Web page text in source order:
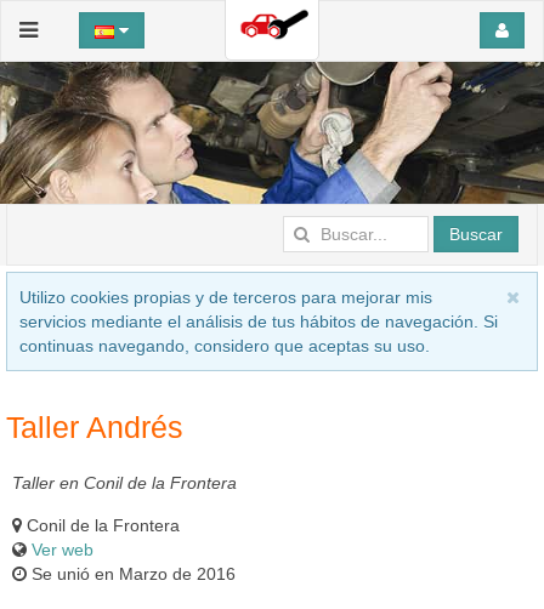
Buscar
Utilizo cookies propias y de terceros para mejorar mis
servicios mediante el análisis de tus hábitos de navegación. Si
continuas navegando, considero que aceptas su uso.
Taller Andrés
Taller en Conil de la Frontera
Conil de la Frontera
Ver web
Se unió en Marzo de 2016